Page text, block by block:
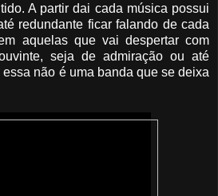
A partir dai cada música possui
redundante ficar falando de cada
aquelas que vai despertar com
seja de admiração ou até
não é uma banda que se deixa